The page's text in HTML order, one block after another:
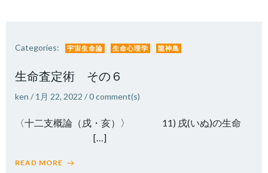
Categories: 宇宙生命論 生命心理学 龍神島
生命査定術 その６
ken / 1月 22, 2022 /0comment(s)
〈十二支概論（戌・亥）〉 11) 戌(いぬ)の生命
[…]
READ MORE